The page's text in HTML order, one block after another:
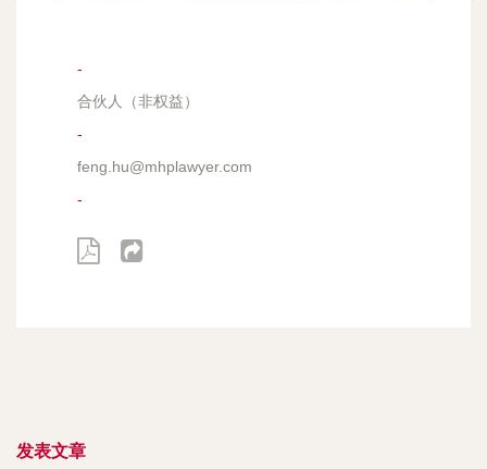
-
合伙人（非权益）
-
feng.hu@mhplawyer.com
-
发表文章